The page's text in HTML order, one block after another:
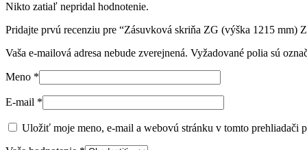
Nikto zatiaľ nepridal hodnotenie.
Pridajte prvú recenziu pre “Zásuvková skriňa ZG (výška 1215 mm)
Vaša e-mailová adresa nebude zverejnená. Vyžadované polia sú
Meno *
E-mail *
Uložiť moje meno, e-mail a webovú stránku v tomto prehliadači